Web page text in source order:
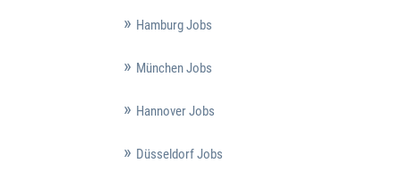
Hamburg Jobs
München Jobs
Hannover Jobs
Düsseldorf Jobs